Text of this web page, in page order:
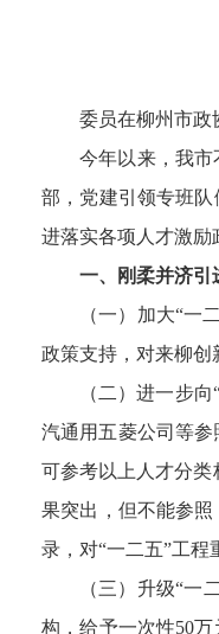
委员在柳州市政
今年以来，我
部，党建引领专班
进落实各项人才激励
一、刚柔并济引
（一）加大“
政策支持，对来柳创
（二）进一步
汽通用五菱公司等
可参考以上人才分
果突出，但不能参
录，对“一二五”工
（三）升级“
构，给予一次性50